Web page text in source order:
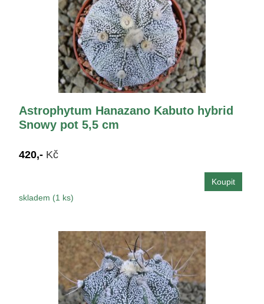
Astrophytum Hanazano Kabuto hybrid
Snowy pot 5,5 cm
420,- Kč
skladem (1 ks)